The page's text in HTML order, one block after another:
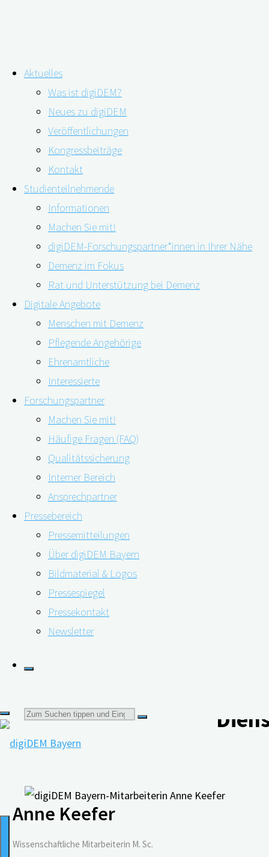
Inhalt
springen
Aktuelles
Was ist digiDEM?
Neues zu digiDEM
Veröffentlichungen
Kongressbeiträge
Kontakt
Studienteilnehmende
Informationen
Machen Sie mit!
digiDEM-Forschungspartner*innen in Ihrer Nähe
Demenz im Fokus
Rat und Unterstützung bei Demenz
Digitale Angebote
Menschen mit Demenz
Pflegende Angehörige
Ehrenamtliche
Interessierte
Forschungspartner
Machen Sie mit!
Häufige Fragen (FAQ)
Qualitätssicherung
Interner Bereich
Ansprechpartner
Pressebereich
Pressemitteilungen
Über digiDEM Bayern
Bildmaterial & Logos
Pressespiegel
Pressekontakt
Newsletter
Suchen
Webinar: Digitale
Müller
10.11.202102.06.2023
Digitale Lösungen in der Pflege? Ab 2022 sind
Pflegebedürftigen verbessern und den Pflegealltag
Insbesondere im ambulanten Pflegesetting kann der
häuslichen Umfeld bewirken. Beispielsweise kann ein
Anforderungen besser zu bewältigen sind. Aber auch
Pflegediensten können durch digitale Lösungen
Markus C. Müller ist Mitgründer und CEO der Firma Nui
wird im kommenden Webinar einen Überblick über die
über digiDEM Bayern ein Jahr kostenfrei genutzt werden.
Anne Keefer
Wissenschaftliche Mitarbeiterin M. Sc.